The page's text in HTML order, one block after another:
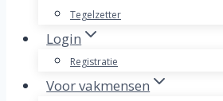
Tegelzetter
Login
Registratie
Voor vakmensen